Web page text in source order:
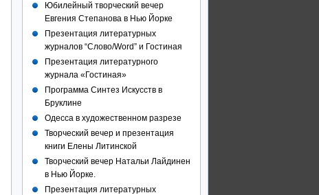
Юбилейный творческий вечер
Евгения Степанова в Нью Йорке
Презентация литературных
журналов “Слово/Word” и Гостиная
Презентация литературного
журнала «Гостиная»
Программа Синтез Искусств в
Бруклине
Одесса в художественном разрезе
Творческий вечер и презентация
книги Елены Литинской
Творческий вечер Натальи Лайдинен
в Нью Йорке.
Презентация литературных